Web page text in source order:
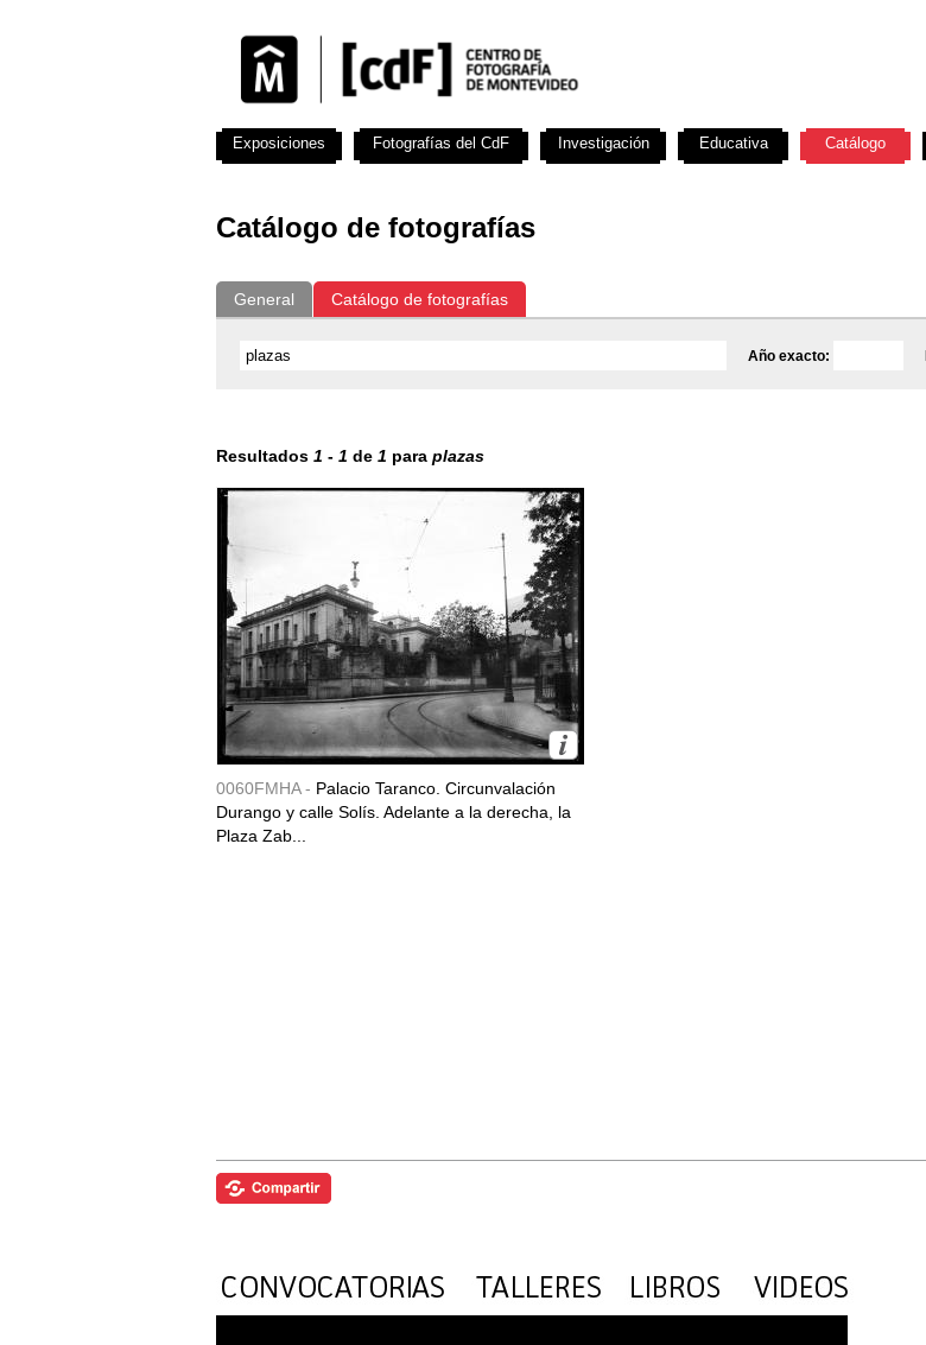
Catálogo de fotografías
General Catálogo de fotografías
Año exacto:
Resultados 1 - 1 de 1 para plazas
0060FMHA - Palacio Taranco. Circunvalación
Durango y calle Solís. Adelante a la derecha, la
Plaza Zab...
Exposiciones Fotografías del CdF Investigación Educativa Catálogo